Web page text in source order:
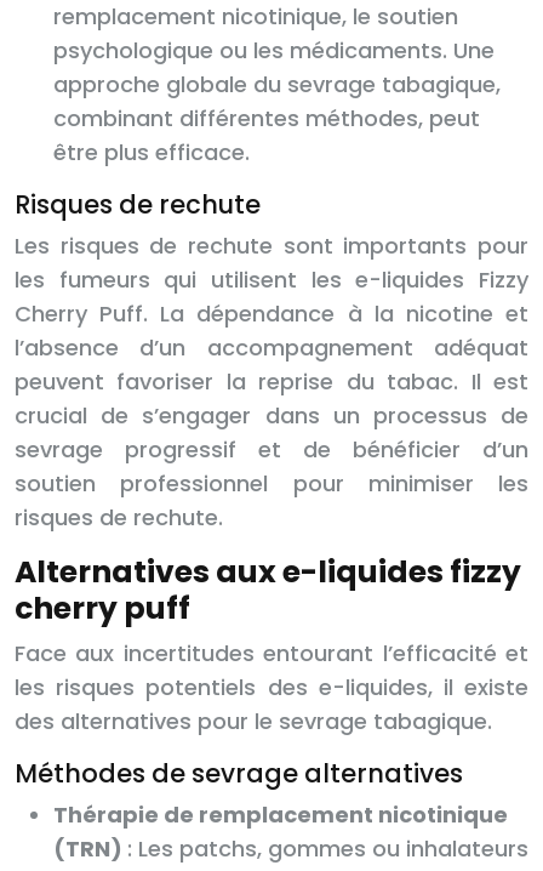
remplacement nicotinique, le soutien
psychologique ou les médicaments. Une
approche globale du sevrage tabagique,
combinant différentes méthodes, peut
être plus efficace.
Risques de rechute
Les risques de rechute sont importants pour
les fumeurs qui utilisent les e-liquides Fizzy
Cherry Puff. La dépendance à la nicotine et
l’absence d’un accompagnement adéquat
peuvent favoriser la reprise du tabac. Il est
crucial de s’engager dans un processus de
sevrage progressif et de bénéficier d’un
soutien professionnel pour minimiser les
risques de rechute.
Alternatives aux e-liquides fizzy
cherry puff
Face aux incertitudes entourant l’efficacité et
les risques potentiels des e-liquides, il existe
des alternatives pour le sevrage tabagique.
Méthodes de sevrage alternatives
Thérapie de remplacement nicotinique
(TRN) : Les patchs, gommes ou inhalateurs